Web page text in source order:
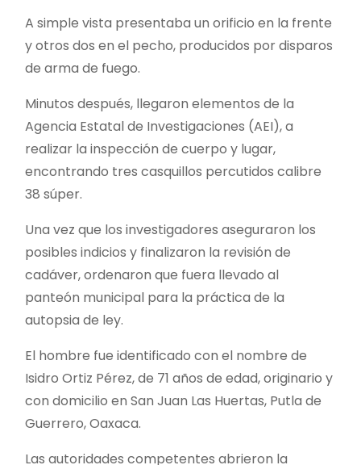
A simple vista presentaba un orificio en la frente
y otros dos en el pecho, producidos por disparos
de arma de fuego.
Minutos después, llegaron elementos de la
Agencia Estatal de Investigaciones (AEI), a
realizar la inspección de cuerpo y lugar,
encontrando tres casquillos percutidos calibre
38 súper.
Una vez que los investigadores aseguraron los
posibles indicios y finalizaron la revisión de
cadáver, ordenaron que fuera llevado al
panteón municipal para la práctica de la
autopsia de ley.
El hombre fue identificado con el nombre de
Isidro Ortiz Pérez, de 71 años de edad, originario y
con domicilio en San Juan Las Huertas, Putla de
Guerrero, Oaxaca.
Las autoridades competentes abrieron la